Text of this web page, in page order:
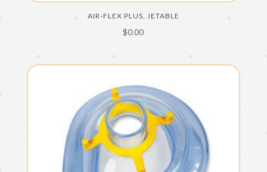
AIR-FLEX PLUS, JETABLE
$0.00